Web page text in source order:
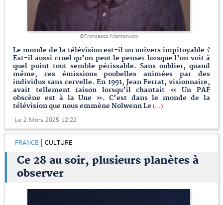
©Francesca Mantonvani
Le monde de la télévision est-il un univers impitoyable ?
Est-il aussi cruel qu’on peut le penser lorsque l’on voit à
quel point tout semble périssable. Sans oublier, quand
même, ces émissions poubelles animées par des
individus sans cervelle. En 1991, Jean Ferrat, visionnaire,
avait tellement raison lorsqu’il chantait « Un PAF
obscène est à la Une ». C’est dans le monde de la
télévision que nous emmène Nolwenn Le (...)
Le 2 Mars 2025 12:22
FRANCE CULTURE
Ce 28 au soir, plusieurs planètes à
observer